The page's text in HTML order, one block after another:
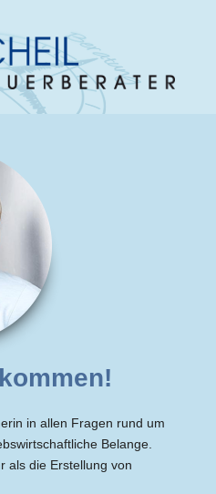
in allen Fragen rund um
Belange.
als die Erstellung von